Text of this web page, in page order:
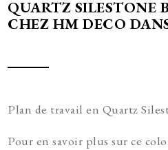
QUARTZ SILESTONE
CHEZ HM DECO
Plan de travail en Quartz
Pour en savoir plus sur ce